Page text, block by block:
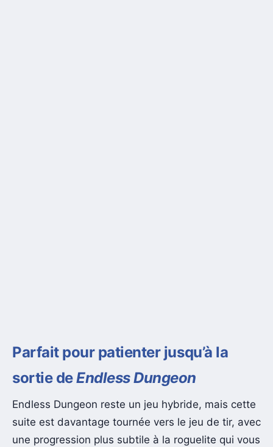
Parfait pour patienter jusqu’à la
sortie deEndless Dungeon
Endless Dungeon reste un jeu hybride, mais cette
suite est davantage tournée vers le jeu de tir, avec
une progression plus subtile à la roguelite qui vous